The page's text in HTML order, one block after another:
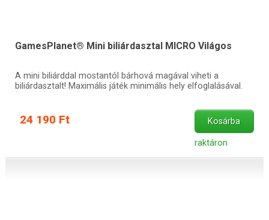
GamesPlanet® Mini biliárdasztal MICRO Világos
A mini biliárddal mostantól bárhová magával viheti a
biliárdasztalt! Maximális játék minimális hely elfoglalásával.
24 190 Ft Kosárba
raktáron